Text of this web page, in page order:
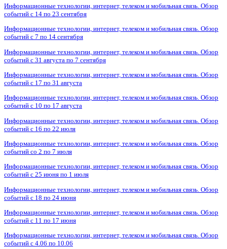
Информационные технологии, интернет, телеком и мобильная связь. Обзор
событий с 14 по 23 сентября
Информационные технологии, интернет, телеком и мобильная связь. Обзор
событий с 7 по 14 сентября
Информационные технологии, интернет, телеком и мобильная связь. Обзор
событий с 31 августа по 7 сентября
Информационные технологии, интернет, телеком и мобильная связь. Обзор
событий с 17 по 31 августа
Информационные технологии, интернет, телеком и мобильная связь. Обзор
событий с 10 по 17 августа
Информационные технологии, интернет, телеком и мобильная связь. Обзор
событий с 16 по 22 июля
Информационные технологии, интернет, телеком и мобильная связь. Обзор
событий со 2 по 7 июля
Информационные технологии, интернет, телеком и мобильная связь. Обзор
событий с 25 июня по 1 июля
Информационные технологии, интернет, телеком и мобильная связь. Обзор
событий с 18 по 24 июня
Информационные технологии, интернет, телеком и мобильная связь. Обзор
событий с 11 по 17 июня
Информационные технологии, интернет, телеком и мобильная связь. Обзор
событий с 4.06 по 10.06